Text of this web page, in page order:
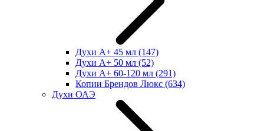
Духи А+ 45 мл (147)
Духи А+ 50 мл (52)
Духи А+ 60-120 мл (291)
Копии Брендов Люкс (634)
Духи ОАЭ